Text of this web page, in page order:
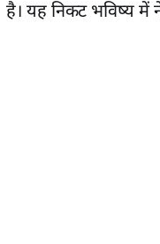
है। यह निकट भविष्य में